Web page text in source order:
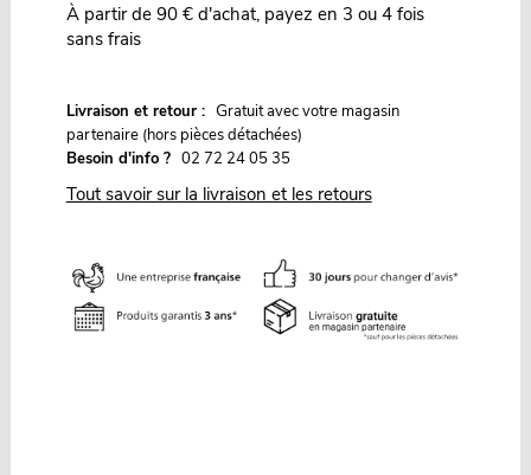
À partir de 90 € d'achat, payez en 3 ou 4 fois
sans frais
Livraison et retour : Gratuit avec votre magasin
partenaire (hors pièces détachées)
Besoin d'info ? 02 72 24 05 35
Tout savoir sur la livraison et les retours